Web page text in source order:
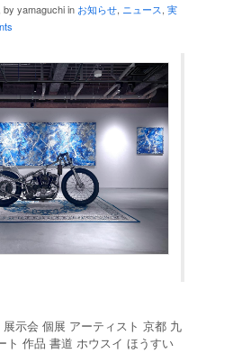
by yamaguchi in お知らせ, ニュース, 実
示会 個展 アーティスト 京都 九
ト 作品 書道 ホウスイ ほうすい